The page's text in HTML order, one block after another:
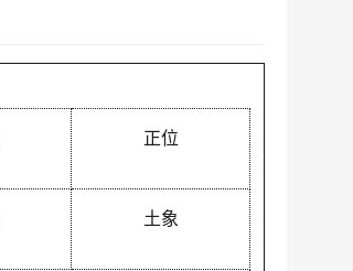
正位
土象